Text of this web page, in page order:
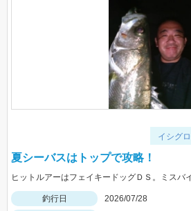
イシグ
夏シーバスはトップで攻略！
釣行日
2026/07/28